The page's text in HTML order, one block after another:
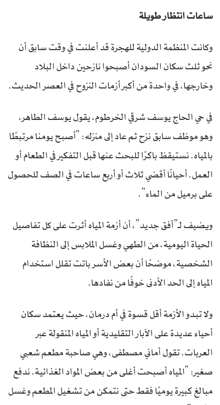
ساعات انتظار طويلة
وكانت المنظمة الدولية للهجرة قد أعلنت في وقت سابق أن
نحو ثلث سكان السودان أصبحوا نازحين داخل البلاد
وخارجها، في واحدة من أكبر أزمات النزوح في العصر الحديث.
في حي الحاج يوسف شرقي الخرطوم، يقول يوسف الطاهر،
وهو موظف سابق نزح ثم عاد إلى منزله: “أصبح يومنا مرتبطًا
بالمياه. نستيقظ باكرًا للبحث عنها قبل التفكير في الطعام أو
العمل. أحيانًا أقضي ثلاث أو أربع ساعات في الصف للحصول
على برميل من الماء”.
ويضيف لـ”أفق جديد”، أن أزمة المياه أثرت على كل تفاصيل
الحياة اليومية، من الطهي وغسل الملابس إلى النظافة
الشخصية، موضحًا أن بعض الأسر باتت تقلل استخدام
المياه إلى الحد الأدنى خوفًا من نفادها.
ولا تبدو الأزمة أقل قسوة في أم درمان، حيث يعتمد سكان
أحياء عديدة على الآبار التقليدية أو المياه المنقولة عبر
العربات. تقول أماني مصطفى، وهي صاحبة مطعم شعبي
صغير: “المياه أصبحت أغلى من بعض المواد الغذائية. ندفع
مبالغ كبيرة يوميًا فقط حتى نتمكن من تشغيل المطعم وغسل